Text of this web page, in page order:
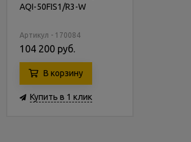
AQI-50FIS1/R3-W
Артикул - 170084
104 200 руб.
В корзину
Купить в 1 клик